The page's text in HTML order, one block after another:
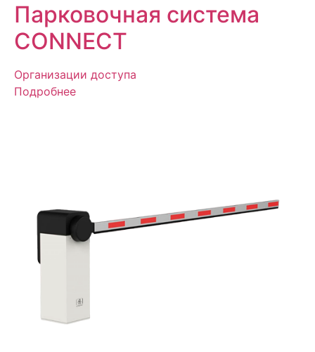
Парковочная система
CONNECT
Организации доступа
Подробнее